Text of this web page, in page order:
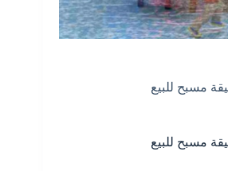
مسبح للبيع
مسبح للبيع